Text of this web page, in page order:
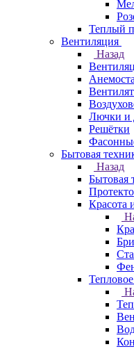
Теплый
Вентиляция
Назад
Лючки и
Решётки
Бытовая
Назад
Бытовая
Красота